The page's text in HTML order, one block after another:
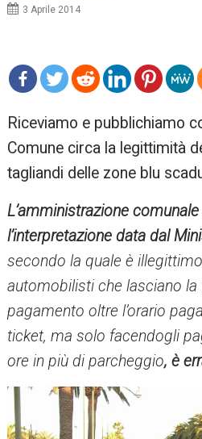
3 Aprile 2014
Riceviamo e pubblichiamo
Comune circa la legittimità
tagliandi delle zone blu
L’amministrazione
l’interpretazione data dal
secondo la quale è
automobilisti che lasciano la
pagamento oltre l’orario
ticket, ma solo facendogli
ore in più di parcheggio, è